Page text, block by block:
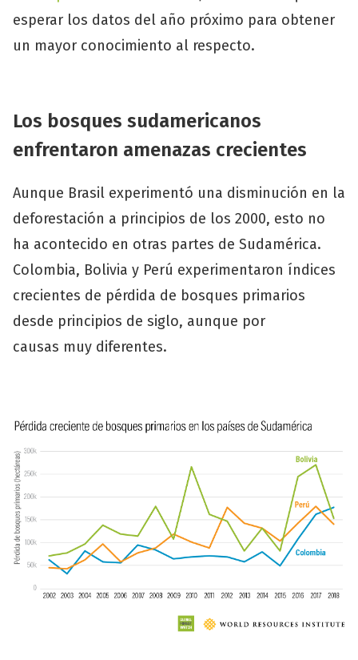
esperar los datos del año próximo para obtener
un mayor conocimiento al respecto.
Los bosques sudamericanos
enfrentaron amenazas crecientes
Aunque Brasil experimentó una disminución en la
deforestación a principios de los 2000, esto no
ha acontecido en otras partes de Sudamérica.
Colombia, Bolivia y Perú experimentaron índices
crecientes de pérdida de bosques primarios
desde principios de siglo, aunque por
causas muy diferentes.